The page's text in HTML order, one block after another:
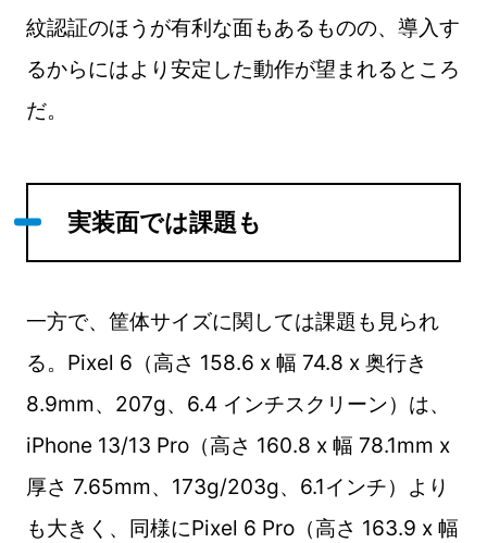
紋認証のほうが有利な面もあるものの、導入す
るからにはより安定した動作が望まれるところ
だ。
実装面では課題も
一方で、筐体サイズに関しては課題も見られ
る。Pixel 6（高さ 158.6 x 幅 74.8 x 奥行き
8.9mm、207g、6.4 インチスクリーン）は、
iPhone 13/13 Pro（高さ 160.8 x 幅 78.1mm x
厚さ 7.65mm、173g/203g、6.1インチ）より
も大きく、同様にPixel 6 Pro（高さ 163.9 x 幅